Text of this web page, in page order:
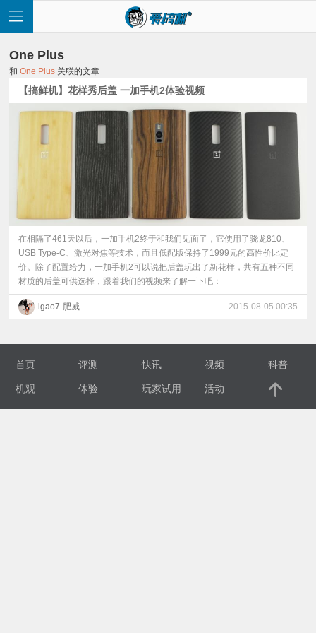
页
评
测
科
One Plus
和One Plus 关联的文章
【搞鲜机】花样秀后盖 一加手机2体验视频
在相隔了461天以后，一加手机2终于和我们见面了，它使用了骁龙810、
USB Type-C、激光对焦等技术，而且低配版保持了1999元的高性价比定
价。除了配置给力，一加手机2可以说把后盖玩出了新花样，共有五种不同
材质的后盖可供选择，跟着我们的视频来了解一下吧：
igao7-肥威 2015-08-05 00:35
首页 评测 快讯 视频 科普
机观 体验 玩家试用 活动